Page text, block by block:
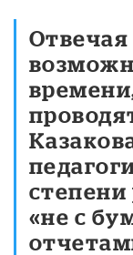
Отвечая
степени
«не с